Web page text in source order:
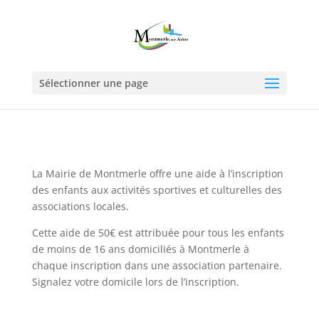
Sélectionner une page
La Mairie de Montmerle offre une aide à l’inscription
des enfants aux activités sportives et culturelles des
associations locales.
Cette aide de 50€ est attribuée pour tous les enfants
de moins de 16 ans domiciliés à Montmerle à
chaque inscription dans une association partenaire.
Signalez votre domicile lors de l’inscription.